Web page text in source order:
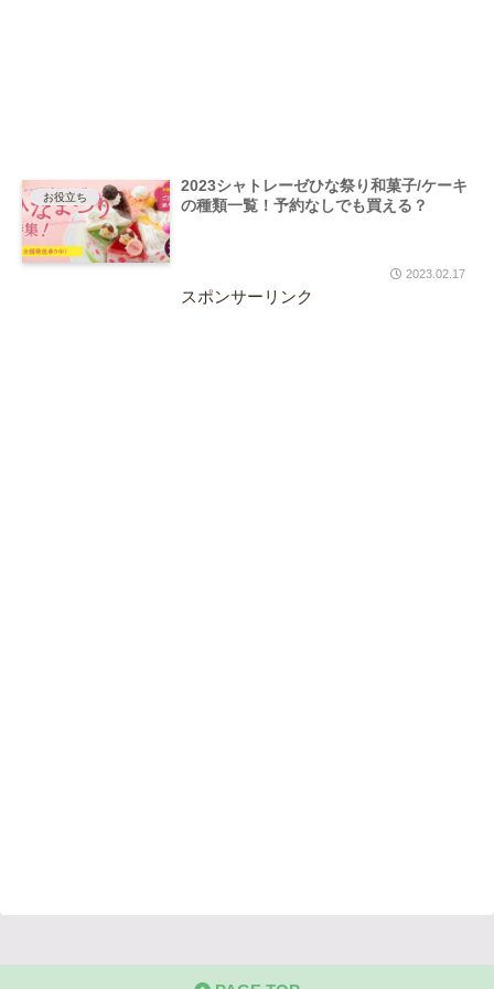
お役立ち
2023シャトレーゼひな祭り和菓子/ケーキ
の種類一覧！予約なしでも買える？
2023.02.17
スポンサーリンク